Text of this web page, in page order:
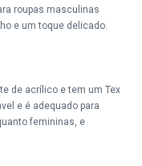
roupas masculinas
e um toque delicado.
de acrílico e tem um Tex
e é adequado para
femininas, e